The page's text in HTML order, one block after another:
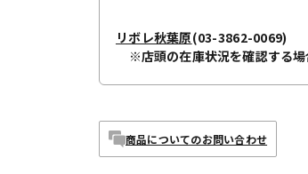
リボレ秋葉原(03-3862-0069)
※店頭の在庫状況を確認する場
商品についてのお問い合わせ